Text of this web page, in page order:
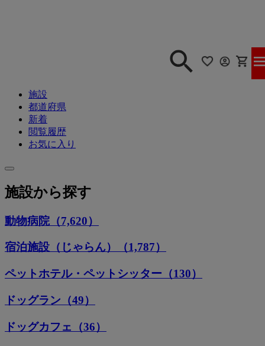
施設
都道府県
新着
閲覧履歴
お気に入り
施設から探す
動物病院（7,620）
宿泊施設（じゃらん）（1,787）
ペットホテル・ペットシッター（130）
ドッグラン（49）
ドッグカフェ（36）